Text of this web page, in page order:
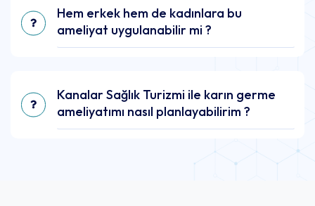
Hem erkek hem de kadınlara bu
ameliyat uygulanabilir mi ?
Kanalar Sağlık Turizmi ile karın germe
ameliyatımı nasıl planlayabilirim ?